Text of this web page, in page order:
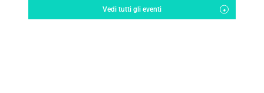
Vedi tutti gli eventi